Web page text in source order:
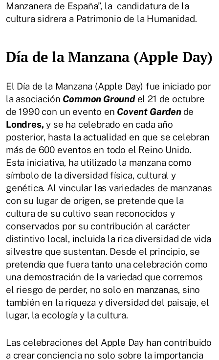
Manzanera de España”, la candidatura de la
cultura sidrera a Patrimonio de la Humanidad.
Día de la Manzana (Apple Day)
El Día de la Manzana (Apple Day) fue iniciado por
la asociación Common Groundel 21 de octubre
de 1990 con un evento en Covent Garden de
Londres, y se ha celebrado en cada año
posterior, hasta la actualidad en que se celebran
más de 600 eventos en todo el Reino Unido.
Esta iniciativa, ha utilizado la manzana como
símbolo de la diversidad física, cultural y
genética. Al vincular las variedades de manzanas
con su lugar de origen, se pretende que la
cultura de su cultivo sean reconocidos y
conservados por su contribución al carácter
distintivo local, incluida la rica diversidad de vida
silvestre que sustentan. Desde el principio, se
pretendía que fuera tanto una celebración como
una demostración de la variedad que corremos
el riesgo de perder, no solo en manzanas, sino
también en la riqueza y diversidad del paisaje, el
lugar, la ecología y la cultura.
Las celebraciones del Apple Day han contribuido
a crear conciencia no solo sobre la importancia